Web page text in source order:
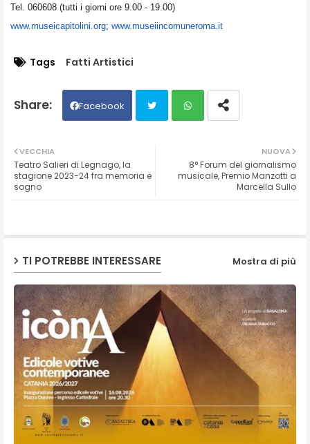
Tel. 060608 (tutti i giorni ore 9.00 - 19.00)
www.museicapitolini.org; www.museiincomuneroma.it
Tags Fatti Artistici
Facebook
ats
NUOVA
8° Forum del giornalismo
musicale, Premio Manzotti a
Marcella Sullo
VECCHIA
Teatro Salieri di Legnago, la
stagione 2023-24 fra memoria e
sogno
TI POTREBBE INTERESSARE Mostra di più